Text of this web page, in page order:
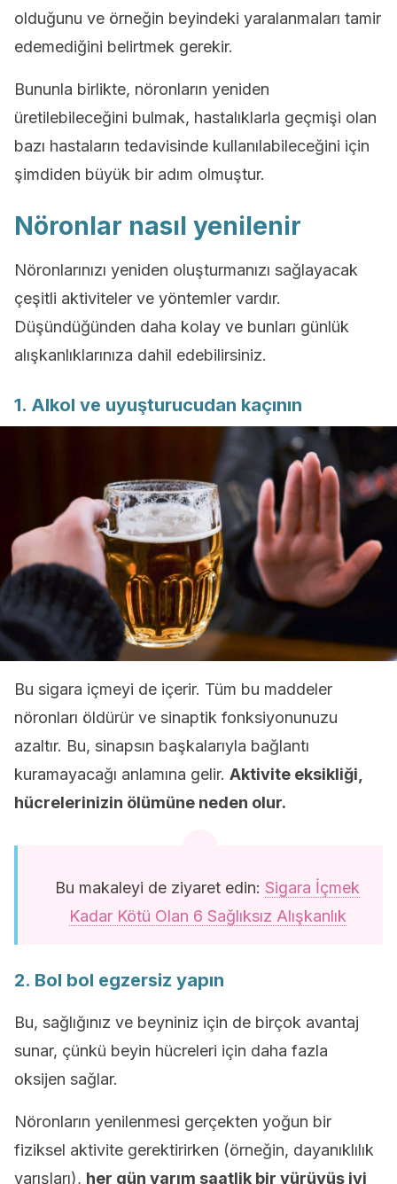
olduğunu ve örneğin beyindeki yaralanmaları tamir
edemediğini belirtmek gerekir.
Bununla birlikte, nöronların yeniden
üretilebileceğini bulmak, hastalıklarla geçmişi olan
bazı hastaların tedavisinde kullanılabileceğini için
şimdiden büyük bir adım olmuştur.
Nöronlar nasıl yenilenir
Nöronlarınızı yeniden oluşturmanızı sağlayacak
çeşitli aktiviteler ve yöntemler vardır.
Düşündüğünden daha kolay ve bunları günlük
alışkanlıklarınıza dahil edebilirsiniz.
1. Alkol ve uyuşturucudan kaçının
Bu sigara içmeyi de içerir. Tüm bu maddeler
nöronları öldürür ve sinaptik fonksiyonunuzu
azaltır. Bu, sinapsın başkalarıyla bağlantı
kuramayacağı anlamına gelir. Aktivite eksikliği,
hücrelerinizin ölümüne neden olur.
Bu makaleyi de ziyaret edin: Sigara İçmek
Kadar Kötü Olan 6 Sağlıksız Alışkanlık
2. Bol bol egzersiz yapın
Bu, sağlığınız ve beyniniz için de birçok avantaj
sunar, çünkü beyin hücreleri için daha fazla
oksijen sağlar.
Nöronların yenilenmesi gerçekten yoğun bir
fiziksel aktivite gerektirirken (örneğin, dayanıklılık
yarışları), her gün yarım saatlik bir yürüyüş iyi